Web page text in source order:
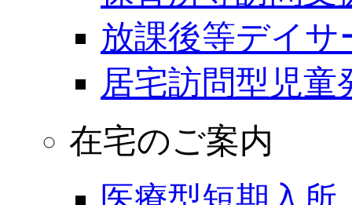
放課後等デイサ
居宅訪問型児童
在宅のご案内